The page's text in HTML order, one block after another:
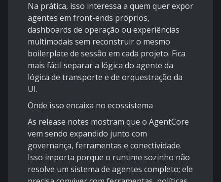
Na prática, isso interessa a quem quer expor
agentes em front-ends próprios,
dashboards de operação ou experiências
multimodais sem reconstruir o mesmo
boilerplate de sessão em cada projeto. Fica
mais fácil separar a lógica do agente da
lógica de transporte e de orquestração da
UI.
Onde isso encaixa no ecossistema
As release notes mostram que o AgentCore
vem sendo expandido junto com
governança, ferramentas e conectividade.
Isso importa porque o runtime sozinho não
resolve um sistema de agentes completo; ele